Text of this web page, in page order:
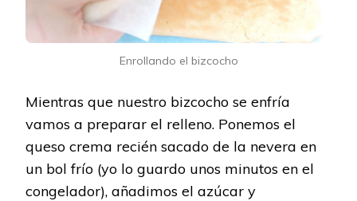
Enrollando el bizcocho
Mientras que nuestro bizcocho se enfría
vamos a preparar el relleno. Ponemos el
queso crema recién sacado de la nevera en
un bol frío (yo lo guardo unos minutos en el
congelador), añadimos el azúcar y